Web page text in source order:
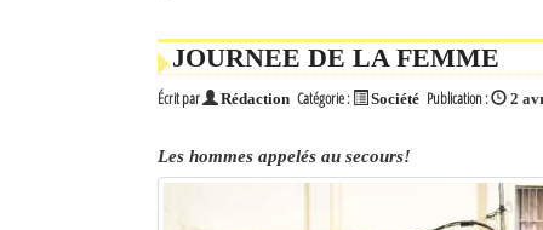
JOURNEE DE LA FEMME
Écrit par Rédaction Catégorie : Société Publication : 2
Les hommes appelés au secours!